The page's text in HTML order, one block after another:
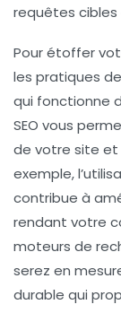
requêtes cibles
Pour étoffer
les pratiques
qui fonctionne
SEO vous
de votre site et
exemple,
contribue à
rendant votre
moteurs de
serez en
durable qui